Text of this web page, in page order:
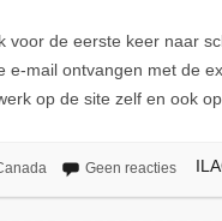
voor de eerste keer naar
e-mail ontvangen met de
op de site zelf en ook
Geen reacties